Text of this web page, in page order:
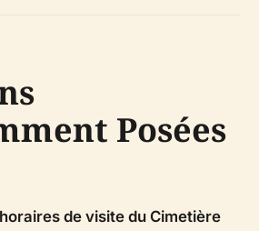
Posées
de visite du Cimetière